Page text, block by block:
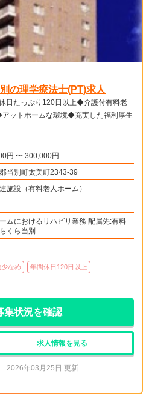
の理学療法士(PT)求人
ットホームな環境◆充実した福利厚生
月給 250,000円 〜 300,000円
当別町太美町2343-39
施設（有料老人ホーム）
ムにおけるリハビリ業務 配属先:有料
くら当別
なめ 年間休日120日以上
集状況を確認
求人情報を見る
2026年03月25日 更新